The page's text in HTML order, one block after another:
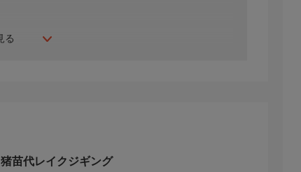
る
苗代レイクジギング